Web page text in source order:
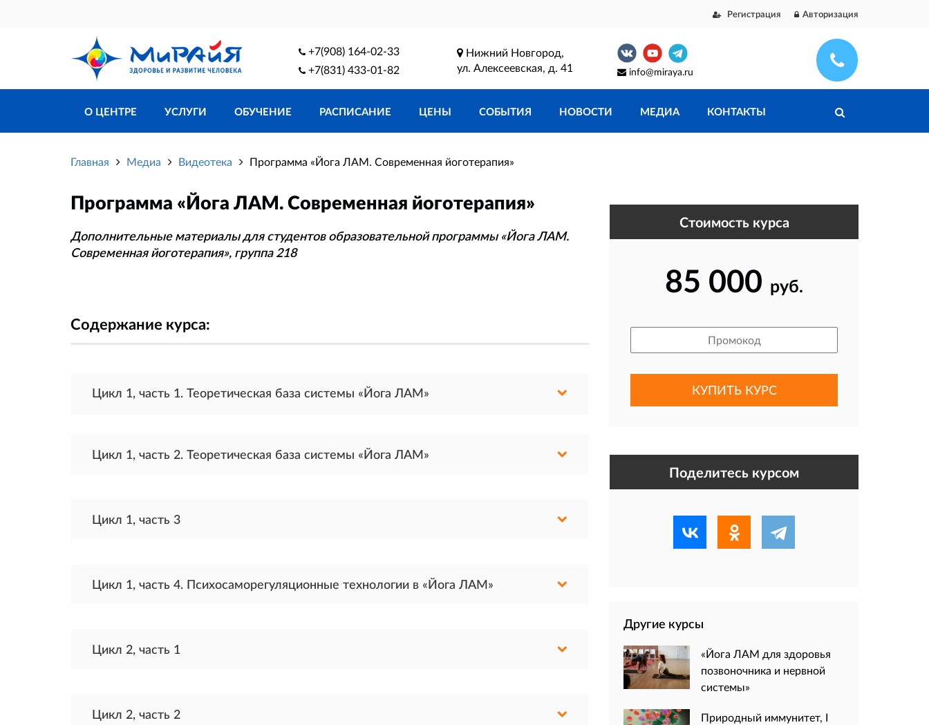
Регистрация Авторизация
+7(908) 164-02-33
+7(831) 433-01-82
Нижний Новгород,
ул. Алексеевская, д. 41
info@miraya.ru
О ЦЕНТРЕ УСЛУГИ ОБУЧЕНИЕ РАСПИСАНИЕ ЦЕНЫ СОБЫТИЯ НОВОСТИ МЕДИА КОНТАКТЫ
Главная Медиа Видеотека Программа «Йога ЛАМ. Современная йоготерапия»
Программа «Йога ЛАМ. Современная йоготерапия»
Дополнительные материалы для студентов образовательной программы «Йога ЛАМ.
Современная йоготерапия», группа 218
Содержание курса:
Цикл 1, часть 1. Теоретическая база системы «Йога ЛАМ»
Цикл 1, часть 2. Теоретическая база системы «Йога ЛАМ»
Цикл 1, часть 3
Цикл 1, часть 4. Психосаморегуляционные технологии в «Йога ЛАМ»
Цикл 2, часть 1
Цикл 2, часть 2
Стоимость курса
85 000 руб.
Поделитесь курсом
Другие курсы
«Йога ЛАМ для здоровья
позвоночника и нервной
системы»
Природный иммунитет, I